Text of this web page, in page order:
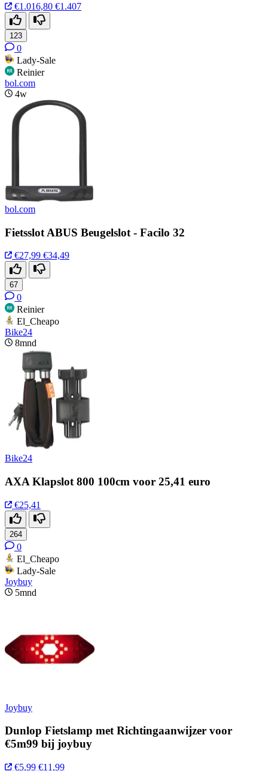
€1.016,80 €1.407
123
0
Lady-Sale
Reinier
bol.com
4w
bol.com
Fietsslot ABUS Beugelslot - Facilo 32
€27,99 €34,49
67
0
Reinier
El_Cheapo
Bike24
8mnd
Bike24
AXA Klapslot 800 100cm voor 25,41 euro
€25,41
264
0
El_Cheapo
Lady-Sale
Joybuy
5mnd
Joybuy
Dunlop Fietslamp met Richtingaanwijzer voor
€5m99 bij joybuy
€5,99 €11,99